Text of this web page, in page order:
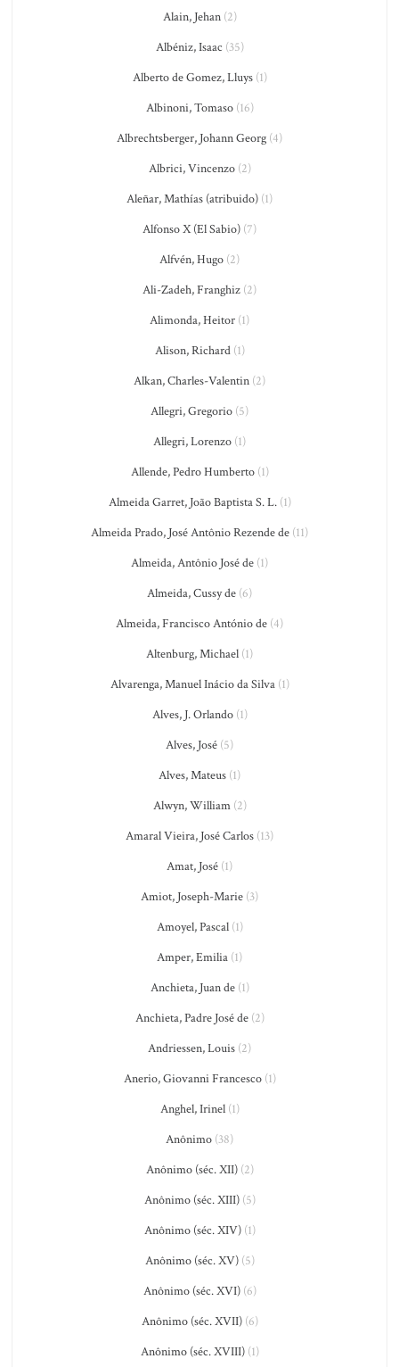
Alain, Jehan(2)
Albéniz, Isaac (35)
Alberto de Gomez, Lluys(1)
Albinoni, Tomaso(16)
Albrechtsberger, Johann Georg (4)
Albrici, Vincenzo(2)
Aleñar, Mathías (atribuido) (1)
Alfonso X (El Sabio) (7)
Alfvén, Hugo (2)
Ali-Zadeh, Franghiz (2)
Alimonda, Heitor (1)
Alison, Richard(1)
Alkan, Charles-Valentin (2)
Allegri, Gregorio (5)
Allegri, Lorenzo (1)
Allende, Pedro Humberto(1)
Almeida Garret, João Baptista S. L.(1)
Almeida Prado, José Antônio Rezende de (11)
Almeida, Antônio José de (1)
Almeida, Cussy de (6)
Almeida, Francisco António de (4)
Altenburg, Michael (1)
Alvarenga, Manuel Inácio da Silva(1)
Alves, J. Orlando(1)
Alves, José (5)
Alves, Mateus (1)
Alwyn, William(2)
Amaral Vieira, José Carlos (13)
Amat, José (1)
Amiot, Joseph-Marie (3)
Amoyel, Pascal(1)
Amper, Emilia (1)
Anchieta, Juan de(1)
Anchieta, Padre José de(2)
Andriessen, Louis (2)
Anerio, Giovanni Francesco(1)
Anghel, Irinel(1)
Anônimo (38)
Anônimo (séc. XII)(2)
Anônimo (séc. XIII)(5)
Anônimo (séc. XIV)(1)
Anônimo (séc. XV)(5)
Anônimo (séc. XVI)(6)
Anônimo (séc. XVII)(6)
Anônimo (séc. XVIII)(1)